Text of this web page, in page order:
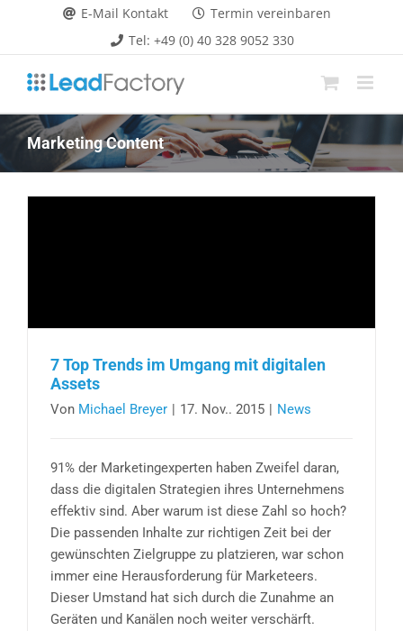
springen
E-Mail Kontakt
Termin vereinbaren
Tel: +49 (0) 40 328 9052 330
Marketing Content
7 Top Trends im Umgang mit digitalen
Assets
Von Michael Breyer | 17. Nov.. 2015 | News
91% der Marketingexperten haben Zweifel daran,
dass die digitalen Strategien ihres Unternehmens
effektiv sind. Aber warum ist diese Zahl so hoch?
Die passenden Inhalte zur richtigen Zeit bei der
gewünschten Zielgruppe zu platzieren, war schon
immer eine Herausforderung für Marketeers.
Dieser Umstand hat sich durch die Zunahme an
Geräten und Kanälen noch weiter verschärft.